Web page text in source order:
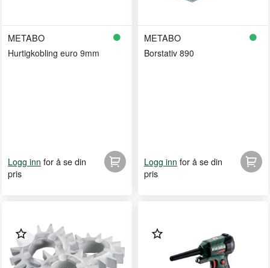
METABO
Hurtigkobling euro 9mm
Logg inn for å se din
pris
METABO
Borstativ 890
Logg inn for å se din
pris